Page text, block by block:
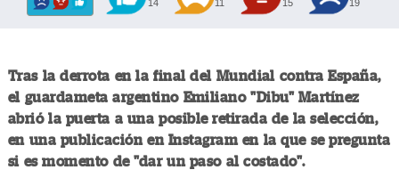
14 11 15 19
Tras la derrota en la final del Mundial contra España,
el guardameta argentino Emiliano "Dibu" Martínez
abrió la puerta a una posible retirada de la selección,
en una publicación en Instagram en la que se pregunta
si es momento de "dar un paso al costado".